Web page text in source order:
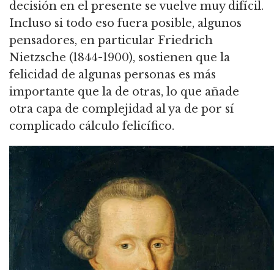
decisión en el presente se vuelve muy difícil.
Incluso si todo eso fuera posible, algunos
pensadores, en particular Friedrich
Nietzsche (1844-1900), sostienen que la
felicidad de algunas personas es más
importante que la de otras, lo que añade
otra capa de complejidad al ya de por sí
complicado cálculo felicífico.